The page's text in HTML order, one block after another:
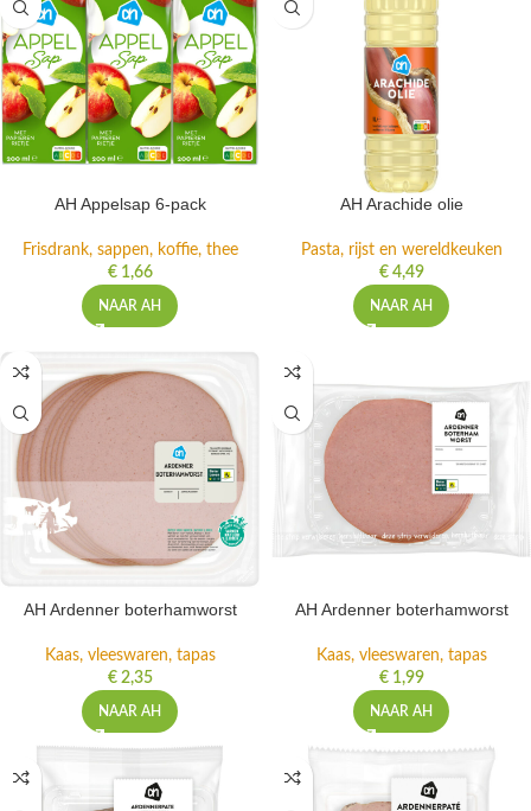
AH Appelsap 6-pack
Frisdrank, sappen, koffie, thee
€1,66
NAAR AH
AH Arachide olie
Pasta, rijst en wereldkeuken
€4,49
NAAR AH
AH Ardenner boterhamworst
Kaas, vleeswaren, tapas
€2,35
NAAR AH
AH Ardenner boterhamworst
Kaas, vleeswaren, tapas
€1,99
NAAR AH